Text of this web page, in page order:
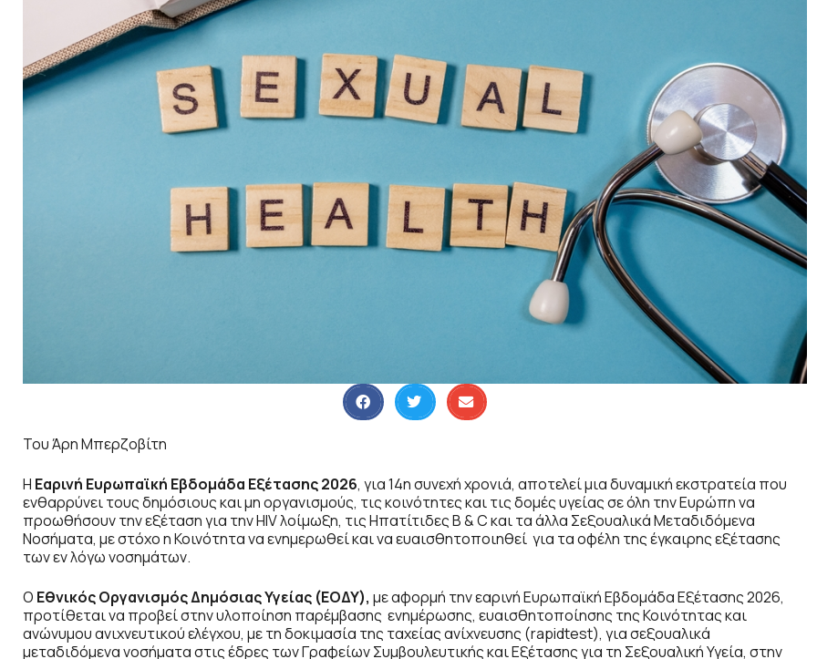
Του Άρη Μπερζοβίτη
Η Εαρινή Ευρωπαϊκή Εβδομάδα Εξέτασης 2026, για 14η συνεχή χρονιά, αποτελεί μια δυναμική εκστρατεία που
ενθαρρύνει τους δημόσιους και μη οργανισμούς, τις κοινότητες και τις δομές υγείας σε όλη την Ευρώπη να
προωθήσουν την εξέταση για την HIV λοίμωξη, τις Ηπατίτιδες Β & C και τα άλλα Σεξουαλικά Μεταδιδόμενα
Νοσήματα, με στόχο η Κοινότητα να ενημερωθεί και να ευαισθητοποιηθεί για τα οφέλη της έγκαιρης εξέτασης
των εν λόγω νοσημάτων.
Ο Εθνικός Οργανισμός Δημόσιας Υγείας (ΕΟΔΥ), με αφορμή την εαρινή Ευρωπαϊκή Εβδομάδα Εξέτασης 2026,
προτίθεται να προβεί στην υλοποίηση παρέμβασης ενημέρωσης, ευαισθητοποίησης της Κοινότητας και
ανώνυμου ανιχνευτικού ελέγχου, με τη δοκιμασία της ταχείας ανίχνευσης (rapidtest), για σεξουαλικά
μεταδιδόμενα νοσήματα στις έδρες των Γραφείων Συμβουλευτικής και Εξέτασης για τη Σεξουαλική Υγεία, στην